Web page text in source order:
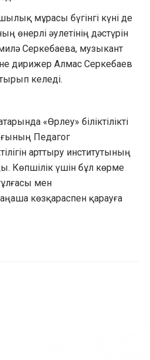
мұрасы бүгінгі күні де
өнерлі әулетінің дәстүрін
Серкебаева, музыкант
дирижер Алмас Серкебаев
келеді.
«Өрлеу» біліктілікті
Педагог
арттыру институтының
Көпшілік үшін бұл көрме
мен
көзқараспен қарауға